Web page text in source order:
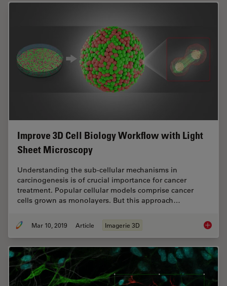
Improve 3D Cell Biology Workflow with Light
Sheet Microscopy
Understanding the sub-cellular mechanisms in
carcinogenesis is of crucial importance for cancer
treatment. Popular cellular models comprise cancer
cells grown as monolayers. But this approach…
Mar 10, 2019 Article Imagerie 3D